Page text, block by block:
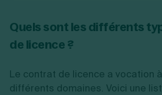
Quels sont les différents
de licence ?
Le contrat de licence a vocation
différents domaines. Voici une